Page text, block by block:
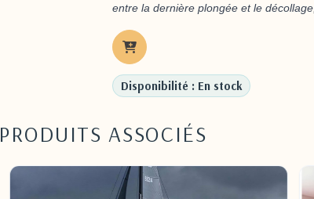
entre la dernière plongée et le décollage,
Disponibilité : En stock
PRODUITS ASSOCIÉS